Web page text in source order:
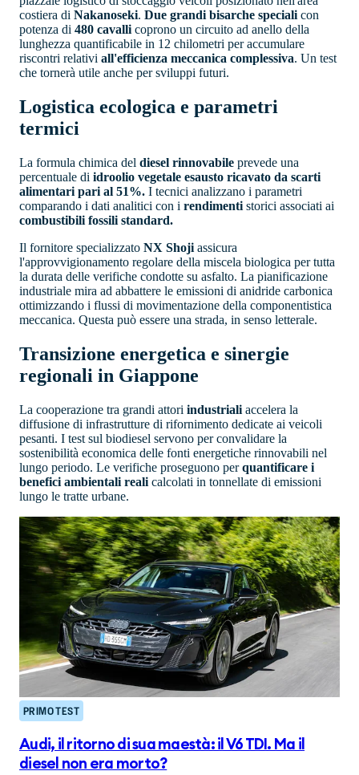
costiera di Nakanoseki. Due grandi bisarche speciali con
potenza di 480 cavalli coprono un circuito ad anello della
lunghezza quantificabile in 12 chilometri per accumulare
riscontri relativi all'efficienza meccanica complessiva. Un test
che tornerà utile anche per sviluppi futuri.
Logistica ecologica e parametri
termici
La formula chimica del diesel rinnovabile prevede una
percentuale di idroolio vegetale esausto ricavato da scarti
alimentari pari al 51%. I tecnici analizzano i parametri
comparando i dati analitici con i rendimenti storici associati ai
combustibili fossili standard.
Il fornitore specializzato NX Shoji assicura
l'approvvigionamento regolare della miscela biologica per tutta
la durata delle verifiche condotte su asfalto. La pianificazione
industriale mira ad abbattere le emissioni di anidride carbonica
ottimizzando i flussi di movimentazione della componentistica
meccanica. Questa può essere una strada, in senso letterale.
Transizione energetica e sinergie
regionali in Giappone
La cooperazione tra grandi attori industriali accelera la
diffusione di infrastrutture di rifornimento dedicate ai veicoli
pesanti. I test sul biodiesel servono per convalidare la
sostenibilità economica delle fonti energetiche rinnovabili nel
lungo periodo. Le verifiche proseguono perquantificare i
benefici ambientali reali calcolati in tonnellate di emissioni
lungo le tratte urbane.
PRIMO TEST
Audi, il ritorno di sua maestà: il V6 TDI. Ma il
diesel non era morto?